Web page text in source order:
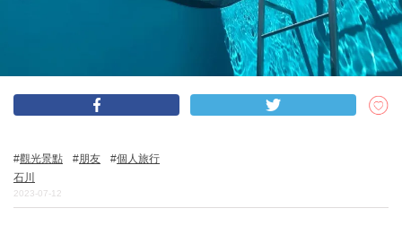
關於DEEPLOG
聯系我們
網站營運企業
觀光景點 朋友
個人旅行
石川
2023-07-12